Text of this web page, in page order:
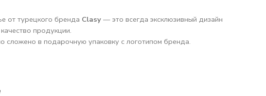
от турецкого бренда Clasy — это всегда эксклюзивный дизайн
продукции.
сложено в подарочную упаковку с логотипом бренда.